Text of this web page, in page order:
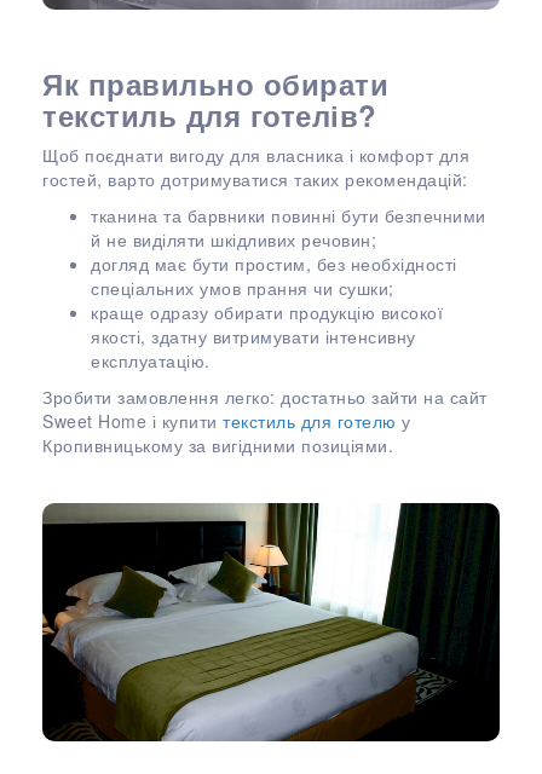
Як правильно обирати
текстиль для готелів?
Щоб поєднати вигоду для власника і комфорт для
гостей, варто дотримуватися таких рекомендацій:
тканина та барвники повинні бути безпечними
й не виділяти шкідливих речовин;
догляд має бути простим, без необхідності
спеціальних умов прання чи сушки;
краще одразу обирати продукцію високої
якості, здатну витримувати інтенсивну
експлуатацію.
Зробити замовлення легко: достатньо зайти на сайт
Sweet Home і купити текстиль для готелю у
Кропивницькому за вигідними позиціями.